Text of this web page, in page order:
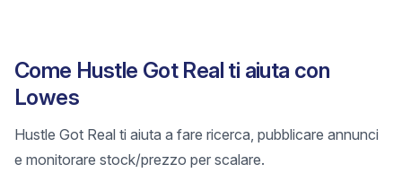
Come Hustle Got Real ti aiuta con
Lowes
Hustle Got Real ti aiuta a fare ricerca, pubblicare annunci
e monitorare stock/prezzo per scalare.